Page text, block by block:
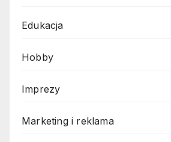
Edukacja
Hobby
Imprezy
Marketing i reklama